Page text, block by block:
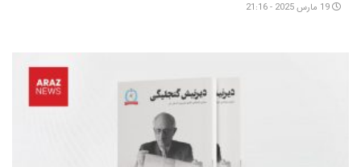
19 مارس 2025 - 21:16